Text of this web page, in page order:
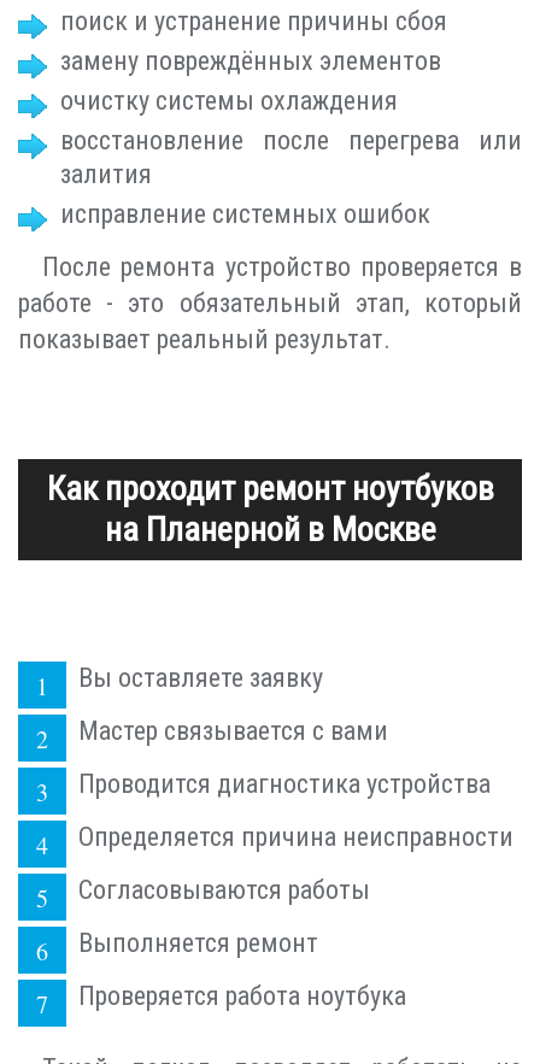
поиск и устранение причины сбоя
замену повреждённых элементов
очистку системы охлаждения
восстановление после перегрева или
залития
исправление системных ошибок
После ремонта устройство проверяется в
работе - это обязательный этап, который
показывает реальный результат.
Как проходит ремонт ноутбуков
на Планерной в Москве
Вы оставляете заявку
Мастер связывается с вами
Проводится диагностика устройства
Определяется причина неисправности
Согласовываются работы
Выполняется ремонт
Проверяется работа ноутбука